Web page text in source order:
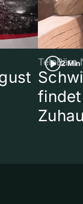
2 Min
TeleBärn